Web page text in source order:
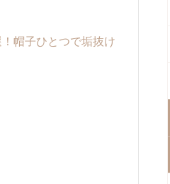
帽子ひとつで垢抜け